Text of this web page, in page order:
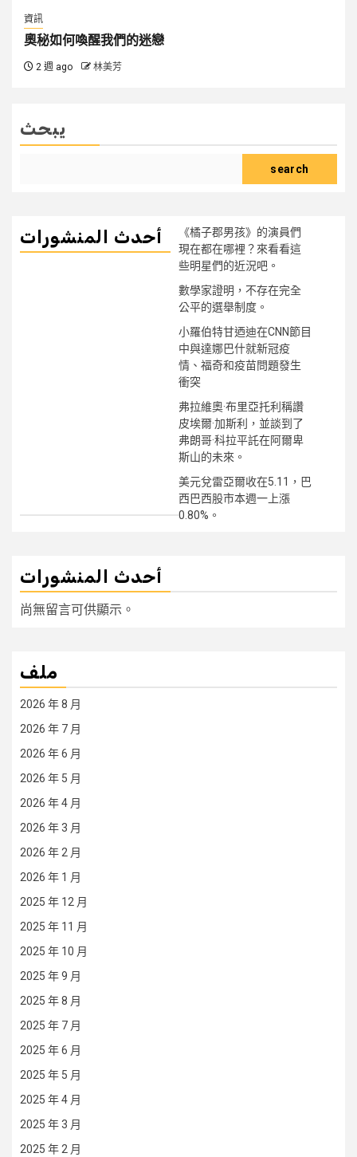
資訊
奧秘如何喚醒我們的迷戀
2 週 ago 林美芳
يبحث
search
أحدث المنشورات
《橘子郡男孩》的演員們
現在都在哪裡？來看看這
些明星們的近況吧。
數學家證明，不存在完全
公平的選舉制度。
小羅伯特甘迺迪在CNN節目
中與達娜巴什就新冠疫
情、福奇和疫苗問題發生
衝突
弗拉維奧·布里亞托利稱讚
皮埃爾·加斯利，並談到了
弗朗哥·科拉平託在阿爾卑
斯山的未來。
美元兌雷亞爾收在5.11，巴
西巴西股市本週一上漲
0.80%。
أحدث المنشورات
尚無留言可供顯示。
ملف
2026 年 8 月
2026 年 7 月
2026 年 6 月
2026 年 5 月
2026 年 4 月
2026 年 3 月
2026 年 2 月
2026 年 1 月
2025 年 12 月
2025 年 11 月
2025 年 10 月
2025 年 9 月
2025 年 8 月
2025 年 7 月
2025 年 6 月
2025 年 5 月
2025 年 4 月
2025 年 3 月
2025 年 2 月